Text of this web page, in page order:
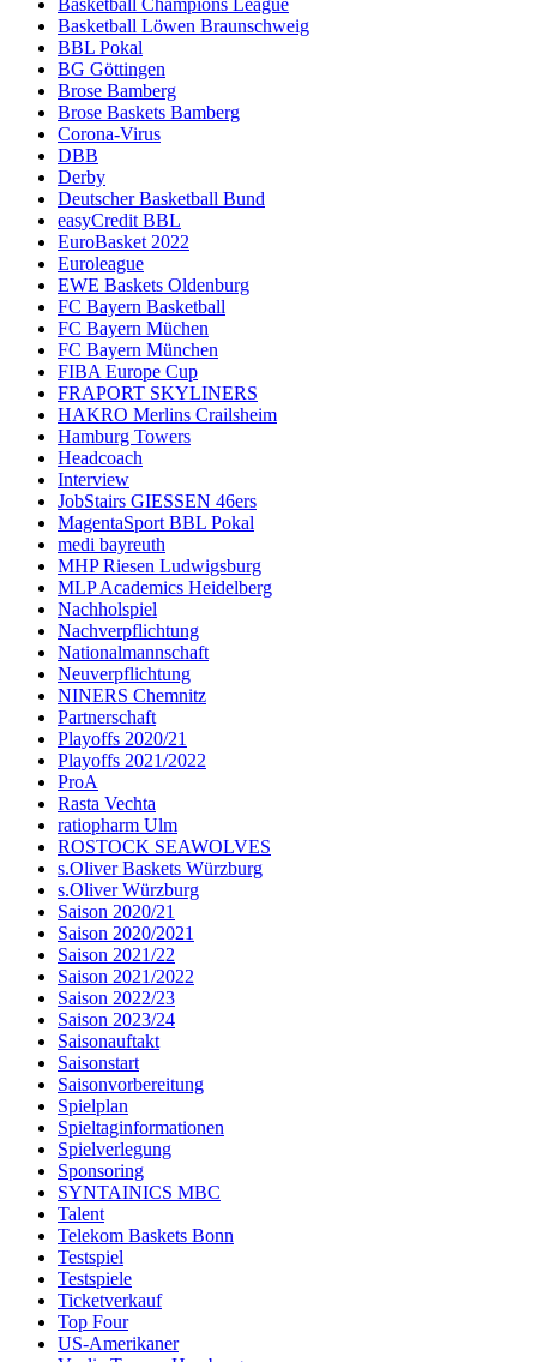
Basketball Champions League
Basketball Löwen Braunschweig
BBL Pokal
BG Göttingen
Brose Bamberg
Brose Baskets Bamberg
Corona-Virus
DBB
Derby
Deutscher Basketball Bund
easyCredit BBL
EuroBasket 2022
Euroleague
EWE Baskets Oldenburg
FC Bayern Basketball
FC Bayern Müchen
FC Bayern München
FIBA Europe Cup
FRAPORT SKYLINERS
HAKRO Merlins Crailsheim
Hamburg Towers
Headcoach
Interview
JobStairs GIESSEN 46ers
MagentaSport BBL Pokal
medi bayreuth
MHP Riesen Ludwigsburg
MLP Academics Heidelberg
Nachholspiel
Nachverpflichtung
Nationalmannschaft
Neuverpflichtung
NINERS Chemnitz
Partnerschaft
Playoffs 2020/21
Playoffs 2021/2022
ProA
Rasta Vechta
ratiopharm Ulm
ROSTOCK SEAWOLVES
s.Oliver Baskets Würzburg
s.Oliver Würzburg
Saison 2020/21
Saison 2020/2021
Saison 2021/22
Saison 2021/2022
Saison 2022/23
Saison 2023/24
Saisonauftakt
Saisonstart
Saisonvorbereitung
Spielplan
Spieltaginformationen
Spielverlegung
Sponsoring
SYNTAINICS MBC
Talent
Telekom Baskets Bonn
Testspiel
Testspiele
Ticketverkauf
Top Four
US-Amerikaner